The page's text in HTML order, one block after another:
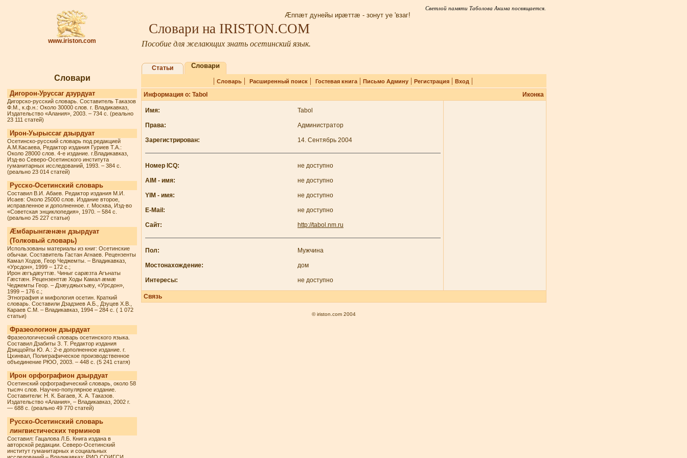
www.iriston.com
Светлой памяти Таболова Акима посвящается.
Æппæт дунейы ирæттæ - зонут уе 'взаг!
Словари на IRISTON.COM
Пособие для желающих знать осетинский язык.
Словари
Дигорон-Уруссаг дзурдуат
Дигорско-русский словарь. Составитель Таказов
Ф.М., к.ф.н.: Около 30000 слов. г. Владикавказ,
Издательство «Алания», 2003. – 734 с. (реально
23 111 статей)
Ирон-Уырыссаг дзырдуат
Осетинско-русский словарь под редакцией
А.М.Касаева, Редактор издания Гуриев Т.А.:
Около 28000 слов. 4-е издание. г.Владикавказ,
Изд-во Северо-Осетинского института
гуманитарных исследований, 1993. – 384 с.
(реально 23 014 статей)
Русско-Осетинский словарь
Составил В.И. Абаев. Редактор издания М.И.
Исаев: Около 25000 слов. Издание второе,
исправленное и дополненное. г. Москва, Изд-во
«Советская энциклопедия», 1970. – 584 с.
(реально 25 227 статьи)
Æмбарынгæнæн дзырдуат
(Толковый словарь)
Использованы материалы из книг: Осетинские
обычаи. Составитель Гастан Агнаев. Рецензенты
Камал Ходов, Геор Чеджемты. – Владикавказ,
«Урсдон», 1999 – 172 с.;
Ирон æгъдæуттæ. Чиныг сарæзта Агънаты
Гæстæн. Рецензенттæ Ходы Камал æмæ
Чеджемты Геор. – Дзæуджыхъæу, «Урсдон»,
1999 – 176 с.;
Этнография и мифология осетин. Краткий
словарь. Составили Дзадзиев А.Б., Дзуцев Х.В.,
Караев С.М. – Владикавказ, 1994 – 284 с. ( 1 072
статьи)
Фразеологион дзырдуат
Фразеологический словарь осетинского языка.
Составил Дзабиты З. Т. Редактор издания
Дзиццойты Ю. А.: 2-е дополненное издание. г.
Цхинвал, Полиграфическое производственное
объединение РЮО, 2003. – 448 с. (5 241 статя)
Ирон орфографион дзырдуат
Осетинский орфографический словарь, около 58
тысяч слов. Научно-популярное издание.
Составители: Н. К. Багаев, Х. А. Таказов.
Издательство «Алания», – Владикавказ, 2002 г.
— 688 с. (реально 49 770 статей)
Русско-Осетинский словарь
лингвистических терминов
Составил: Гацалова Л.Б. Книга издана в
авторской редакции. Северо-Осетинский
институт гуманитарных и социальных
Статьи Словари
| Словарь| Расширенный поиск| Гостевая книга| Письмо Админу| Регистрация| Вход |
Информация о: Tabol Иконка
Имя: Tabol
Права: Администратор
Зарегистрирован: 14. Сентябрь 2004
Номер ICQ: не доступно
AIM - имя: не доступно
YIM - имя: не доступно
E-Mail: не доступно
Сайт: http://tabol.nm.ru
Пол: Мужчина
Мостонахождение: дом
Интересы: не доступно
Связь
© iriston.com 2004